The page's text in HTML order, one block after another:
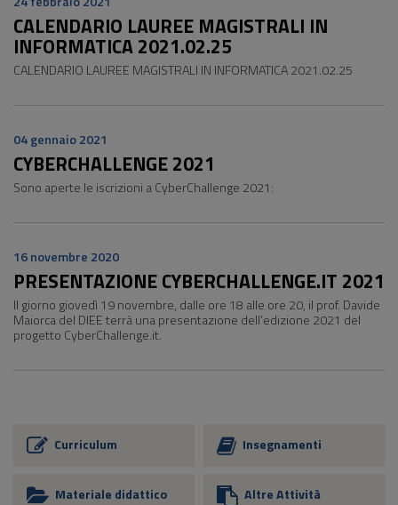
CALENDARIO LAUREE MAGISTRALI IN
INFORMATICA 2021.02.25
CALENDARIO LAUREE MAGISTRALI IN INFORMATICA 2021.02.25
04 gennaio 2021
CYBERCHALLENGE 2021
Sono aperte le iscrizioni a CyberChallenge 2021:
16 novembre 2020
PRESENTAZIONE CYBERCHALLENGE.IT 2021
Il giorno giovedì 19 novembre, dalle ore 18 alle ore 20, il prof. Davide
Maiorca del DIEE terrà una presentazione dell’edizione 2021 del
progetto CyberChallenge.it.
Curriculum Insegnamenti
Materiale didattico Altre Attività